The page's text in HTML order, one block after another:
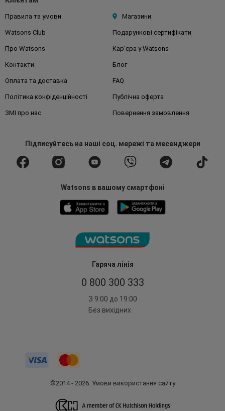
Гаряча лінія
0 800 300 333
З 9:00 до 19:00
Без вихідних
Правила та умови Магазини
Watsons Club Подарункові сертифікати
Про Watsons Кар'єра у Watsons
Контакти Блог
Оплата та доставка FAQ
Політика конфіденційності Публічна оферта
ЗМІ про нас Повернення замовлення
Підписуйтесьна наші соц. мережі та месенджери
Watsons в вашому смартфоні
©2014 - 2026. Умови використання сайту